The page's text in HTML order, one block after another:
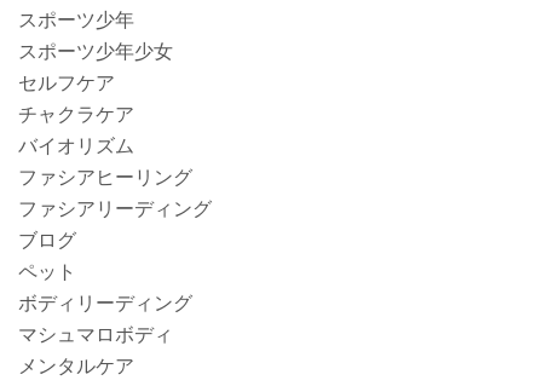
スポーツ少年
スポーツ少年少女
セルフケア
チャクラケア
バイオリズム
ファシアヒーリング
ファシアリーディング
ブログ
ペット
ボディリーディング
マシュマロボディ
メンタルケア